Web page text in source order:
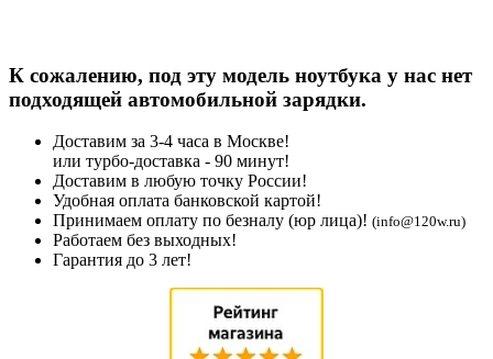
К сожалению, под эту модель ноутбука у нас нет
подходящей автомобильной зарядки.
Доставим за 3-4 часа в Москве!
или турбо-доставка - 90 минут!
Доставим в любую точку России!
Удобная оплата банковской картой!
Принимаем оплату по безналу (юр лица)! (info@120w.ru)
Работаем без выходных!
Гарантия до 3 лет!